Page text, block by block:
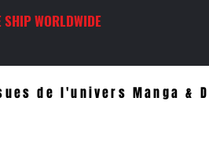
SHIP WORLDWIDE
de l'univers Manga &